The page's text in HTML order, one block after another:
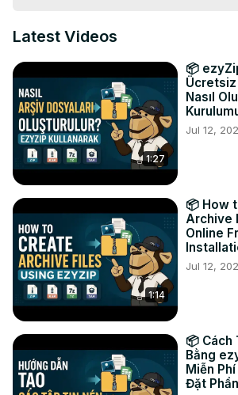
процесс преобразования, который
время.
3. Нажмите «Сохранить файл MP4»,
преобразованный файл MP4 в
назначения.
#конвертировать #видео #mp4
Твиттер: https://twitter.com/ezyzip
ФЕЙСБУК:
https://www.facebook.com/
ЛИНКЕДИН: https://www.linkedin.com/
ПИНТЕРЕСТ: https://
Latest Videos
1:27
📦
Ücretsiz
Nasıl
Jul 12,
1:14
📦 How
Archive
Online
Jul 12,
📦 Cách
Bằng
Miễn
Đặt